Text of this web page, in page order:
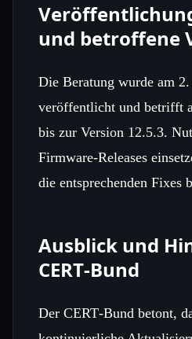
und betroffene
Die Beratung wurde am
veröffentlicht und betrifft
bis zur Version 12.5.3.
Firmware‑Releases
die entsprechenden Fixes
Ausblick und
CERT‑Bund
Der CERT‑Bund betont,